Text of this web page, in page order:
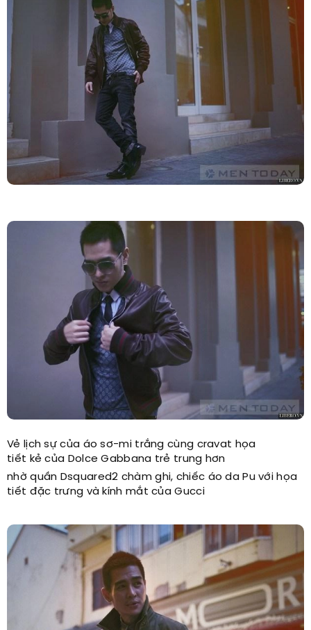
Vẻ lịch sự của áo sơ-mi trắng cùng cravat họa
tiết kẻ của Dolce Gabbana trẻ trung hơn
nhờ quần Dsquared2 chàm ghi, chiếc áo da Pu với họa
tiết đặc trưng và kính mắt của Gucci